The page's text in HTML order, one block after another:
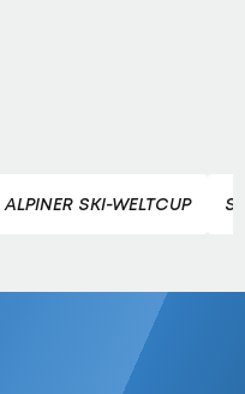
ALPINER SKI-WELTCUP